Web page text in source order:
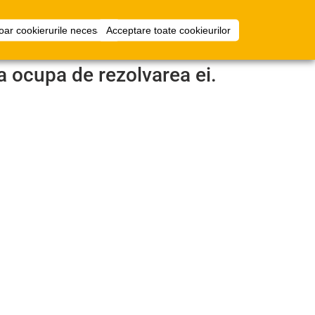
cookierurile necesareAcceptare toate cookieurilor
Configurator
camera
Intra in cont
ocupa de rezolvarea ei.